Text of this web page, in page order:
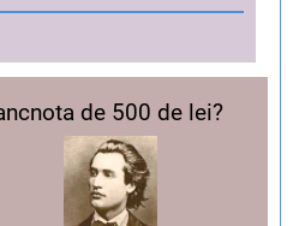
de 500 de lei?